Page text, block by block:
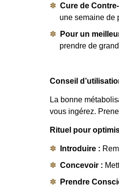
Cure de
une semaine de
Pour un
prendre de
Conseil
La bonne
vous ingérez.
Rituel pour
Introduire :
Concevoir :
Prendre